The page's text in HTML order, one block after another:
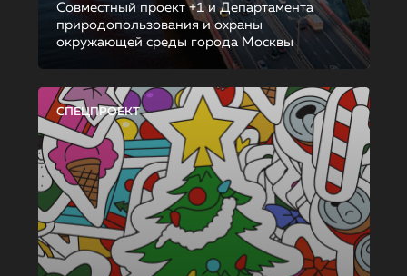
Совместный проект +1 и Департамента
природопользования и охраны
окружающей среды города Москвы
СПЕЦПРОЕКТ